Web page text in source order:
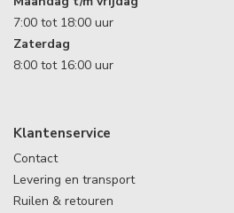
7:00 tot 18:00 uur
Zaterdag
8:00 tot 16:00 uur
Klantenservice
Contact
Levering en transport
Ruilen & retouren